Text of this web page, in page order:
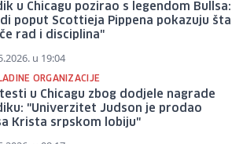
u Chicagu pozirao s legendom Bullsa:
poput Scottieja Pippena pokazuju šta
rad i disciplina"
u 19:04
ORGANIZACIJE
u Chicagu zbog dodjele nagrade
"Univerzitet Judson je prodao
Krista srpskom lobiju"